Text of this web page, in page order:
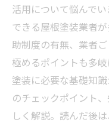
活用について悩んで
できる屋根塗装業者
助制度の有無、業者
極めるポイントも多
塗装に必要な基礎知
のチェックポイント
しく解説。読んだ後